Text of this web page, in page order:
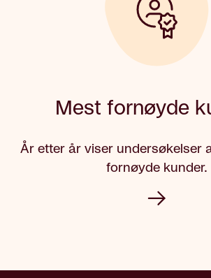
Mest fornøyde
År etter år viser undersøkelser
fornøyde kunder.